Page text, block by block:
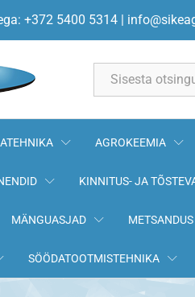
+372 5400 5314 |
AGROKEEMIA
KINNITUS- JA
MÄNGUASJAD METSANDUS
SÖÖDATOOTMISTEHNIKA